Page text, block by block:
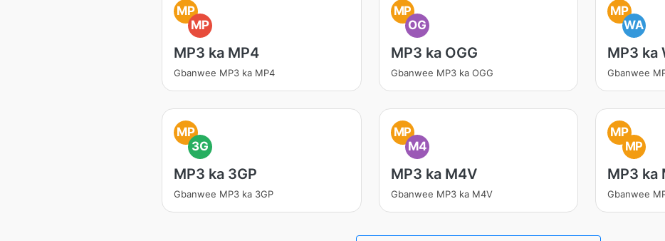
MP
MP
MP3 ka MP4
Gbanwee MP3 ka MP4
MP
OG
MP3 ka OGG
Gbanwee MP3 ka OGG
MP
WA
MP3 ka
Gbanwee
MP
3G
MP3 ka 3GP
Gbanwee MP3 ka 3GP
MP
M4
MP3 ka M4V
Gbanwee MP3 ka M4V
MP
MP
MP3 ka
Gbanwee